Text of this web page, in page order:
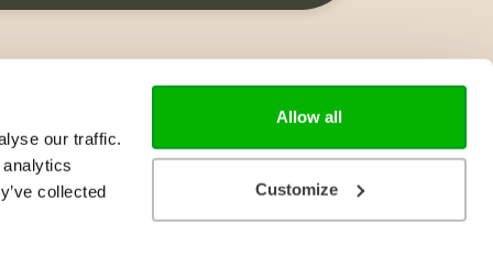
our traffic.
collected
Allow all
Customize